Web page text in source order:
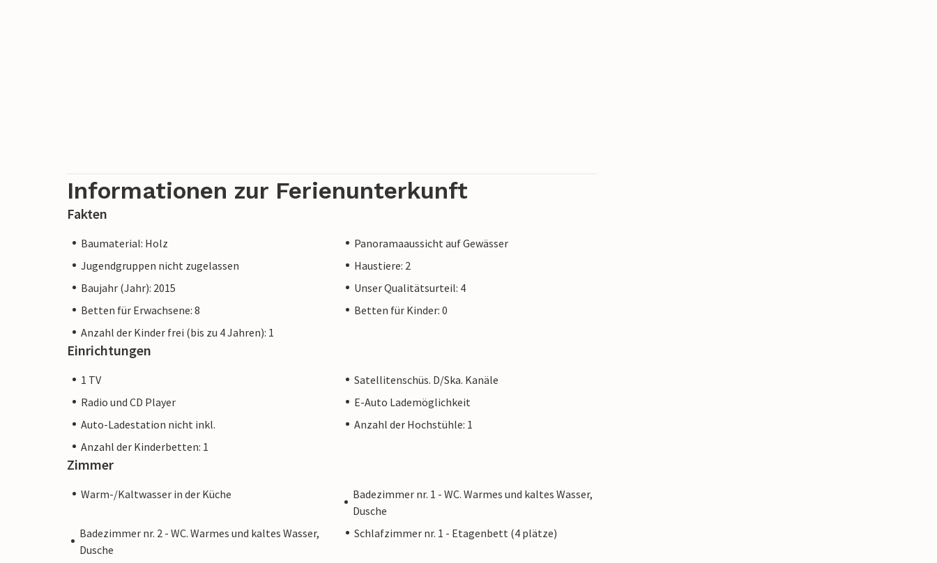
Informationen zur Ferienunterkunft
Fakten
Baumaterial: Holz
Panoramaaussicht auf Gewässer
Jugendgruppen nicht zugelassen
Haustiere: 2
Baujahr (Jahr): 2015
Unser Qualitätsurteil: 4
Betten für Erwachsene: 8
Betten für Kinder: 0
Anzahl der Kinder frei (bis zu 4 Jahren): 1
Einrichtungen
1 TV
Satellitenschüs. D/Ska. Kanäle
Radio und CD Player
E-Auto Lademöglichkeit
Auto-Ladestation nicht inkl.
Anzahl der Hochstühle: 1
Anzahl der Kinderbetten: 1
Zimmer
Warm-/Kaltwasser in der Küche
Badezimmer nr. 1 - WC. Warmes und kaltes Wasser,
Dusche
Badezimmer nr. 2 - WC. Warmes und kaltes Wasser,
Dusche
Schlafzimmer nr. 1 - Etagenbett (4 plätze)